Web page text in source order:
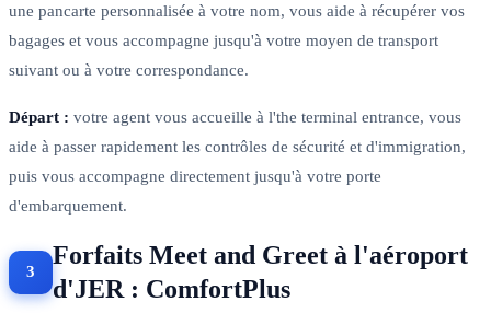
une pancarte personnalisée à votre nom, vous aide à récupérer vos
bagages et vous accompagne jusqu'à votre moyen de transport
suivant ou à votre correspondance.
Départ : votre agent vous accueille à l'the terminal entrance, vous
aide à passer rapidement les contrôles de sécurité et d'immigration,
puis vous accompagne directement jusqu'à votre porte
d'embarquement.
Forfaits Meet and Greet à l'aéroport
d'JER : ComfortPlus